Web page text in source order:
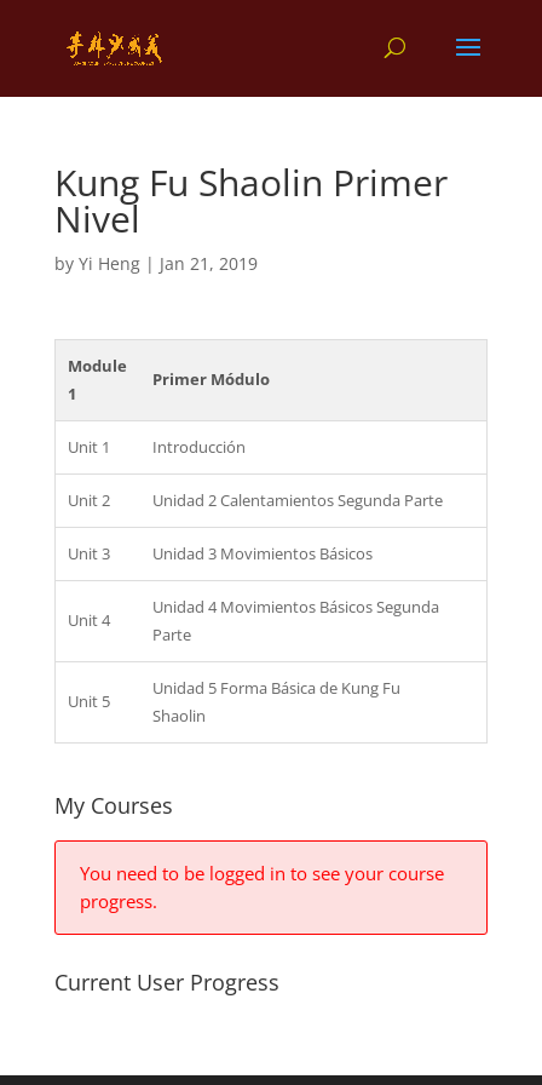
Kung Fu Shaolin Primer
Nivel
by Yi Heng| Jan 21, 2019
Module
1
Primer Módulo
Unit 1 Introducción
Unit 2 Unidad 2 Calentamientos Segunda Parte
Unit 3 Unidad 3 Movimientos Básicos
Unit 4
Unidad 4 Movimientos Básicos Segunda
Parte
Unit 5
Unidad 5 Forma Básica de Kung Fu
Shaolin
My Courses
You need to be logged in to see your course
progress.
Current User Progress